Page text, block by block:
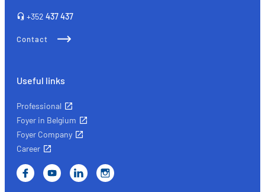
+352 437 437
Contact
Useful links
Professional
Foyer in Belgium
Foyer Company
Career